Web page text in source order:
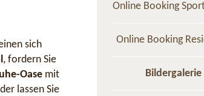
sich
, fordern Sie
Oase mit
lassen Sie
Online Booking
Online Booking
Bildergalerie